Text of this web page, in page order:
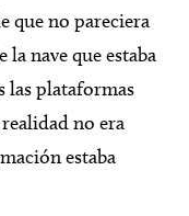
que no pareciera
nave que estaba
las plataformas
no era
estaba